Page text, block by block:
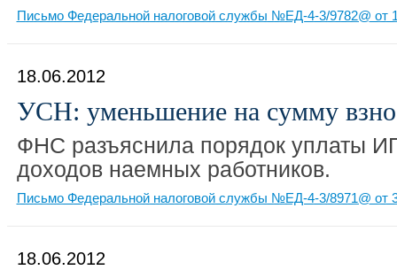
Письмо Федеральной налоговой службы №ЕД-4-3/9782@ от
18.06.2012
УСН: уменьшение на сумму
ФНС разъяснила порядок уплаты
доходов наемных работников.
Письмо Федеральной налоговой службы №ЕД-4-3/8971@ от
18.06.2012